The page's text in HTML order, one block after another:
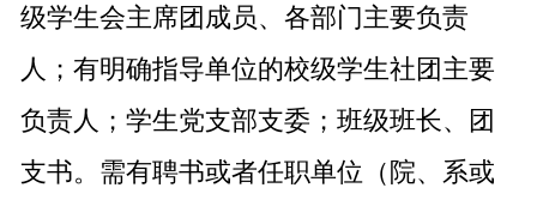
级学生会主席团成员、各部门主要负责
人；有明确指导单位的校级学生社团主要
负责人；学生党支部支委；班级班长、团
支书。需有聘书或者任职单位（院、系或